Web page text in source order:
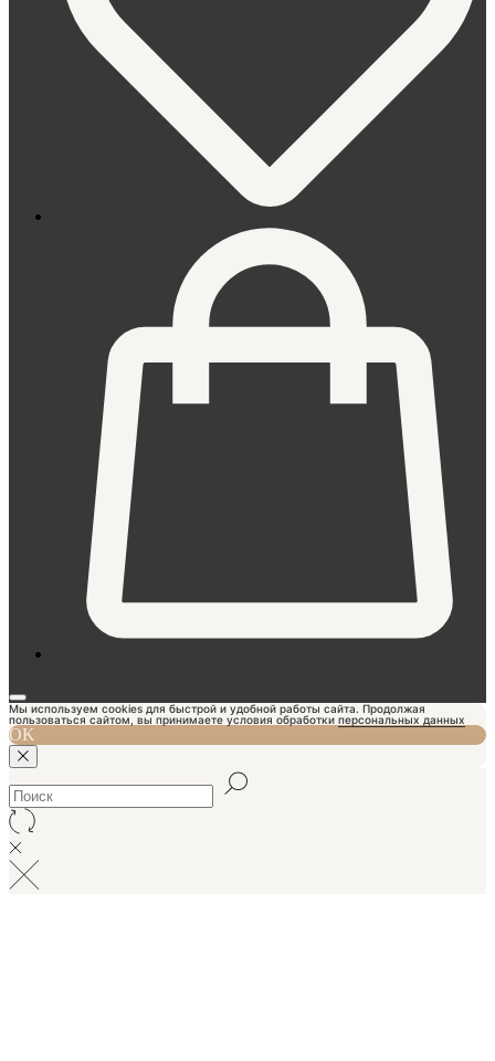
Мы используем cookies для быстрой и удобной работы сайта. Продолжая
пользоваться сайтом, вы принимаете условия обработки персональных данных
OK